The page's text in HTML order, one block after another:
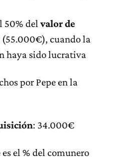
50% delvalor de
(55.000€), cuando la
haya sido lucrativa
por Pepe en la
: 34.000€
el % del comunero